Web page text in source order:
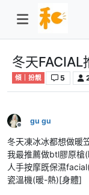
冬天FACIAL
傾｜扮靚 5
離線
gu gu
冬天凍冰冰都想做暖
我最推薦做btl膠原槍
人手按摩既保濕
瓷溫機(暖-熱)[身體]